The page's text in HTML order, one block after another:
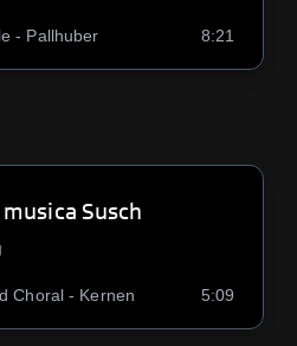
- Pallhuber 8:21
Susch
Choral - Kernen 5:09